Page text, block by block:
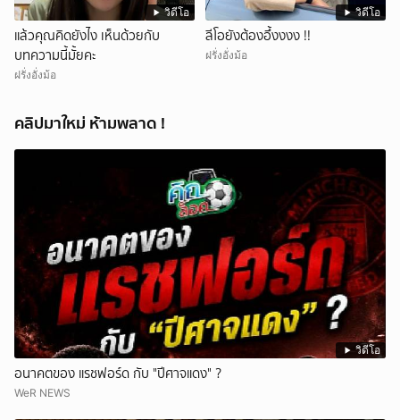
วิดีโอ
แล้วคุณคิดยังไง เห็นด้วยกับ
บทความนี้มั้ยคะ
ฝรั่งอั่งม้อ
วิดีโอ
ลีโอยังต้องอึ้งงงง !!
ฝรั่งอั่งม้อ
คลิปมาใหม่ ห้ามพลาด !
วิดีโอ
อนาคตของ แรชฟอร์ด กับ "ปีศาจแดง" ?
WeR NEWS